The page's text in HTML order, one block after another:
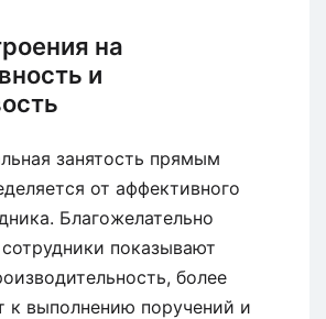
на
и
занятость прямым
от аффективного
Благожелательно
показывают
более
к выполнению поручений и